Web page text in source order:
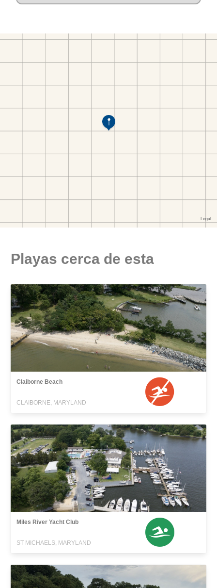
Playas cerca de esta
Claiborne Beach
CLAIBORNE, MARYLAND
Miles River Yacht Club
ST MICHAELS, MARYLAND